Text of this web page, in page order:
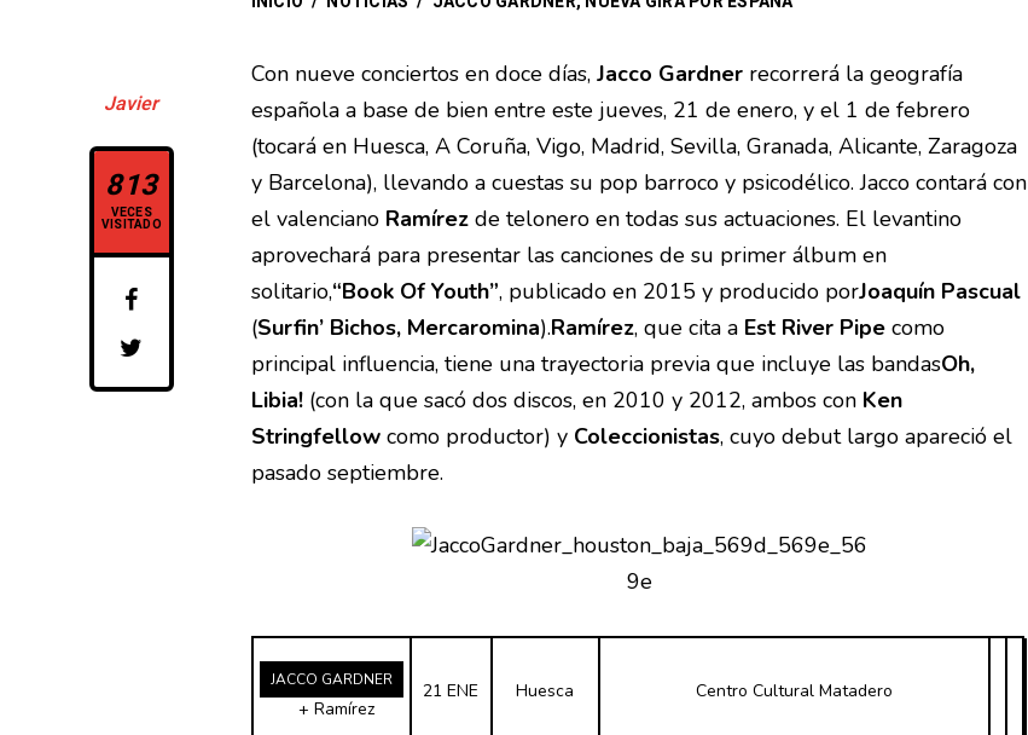
Javier
813
VECES
VISITADO
Con nueve conciertos en doce días, Jacco Gardner recorrerá la geografía
española a base de bien entre este jueves, 21 de enero, y el 1 de febrero
(tocará en Huesca, A Coruña, Vigo, Madrid, Sevilla, Granada, Alicante, Zaragoza
y Barcelona), llevando a cuestas su pop barroco y psicodélico. Jacco contará con
el valenciano Ramírezde telonero en todas sus actuaciones. El levantino
aprovechará para presentar las canciones de su primer álbum en
solitario,“Book Of Youth”, publicado en 2015 y producido porJoaquín Pascual
(Surfin’ Bichos, Mercaromina).Ramírez, que cita a Est River Pipecomo
principal influencia, tiene una trayectoria previa que incluye las bandasOh,
Libia!(con la que sacó dos discos, en 2010 y 2012, ambos con Ken
Stringfellowcomo productor) y Coleccionistas, cuyo debut largo apareció el
pasado septiembre.
JACCO GARDNER
+ Ramírez
21 ENE Huesca Centro Cultural Matadero